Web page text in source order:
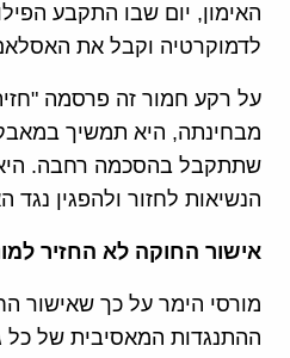
האימון, יום שבו התקבע
לדמוקרטיה וקבל את
על רקע חמור זה פרסמה
מבחינתה, היא תמשיך
שתתקבל בהסכמה רחבה.
הנשיאות לחזור ולהפגין
אישור החוקה לא החזיר
מורסי הימר על כך שאישור
ההתנגדות המאסיבית של כל